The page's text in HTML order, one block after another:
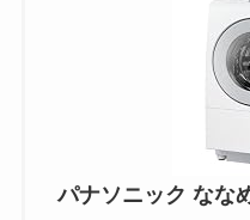
パナソニック なな